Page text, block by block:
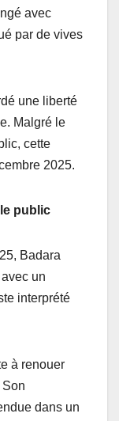
avec
par de vives
une liberté
Malgré le
cette
2025.
public
Badara
un
interprété
à renouer
dans un